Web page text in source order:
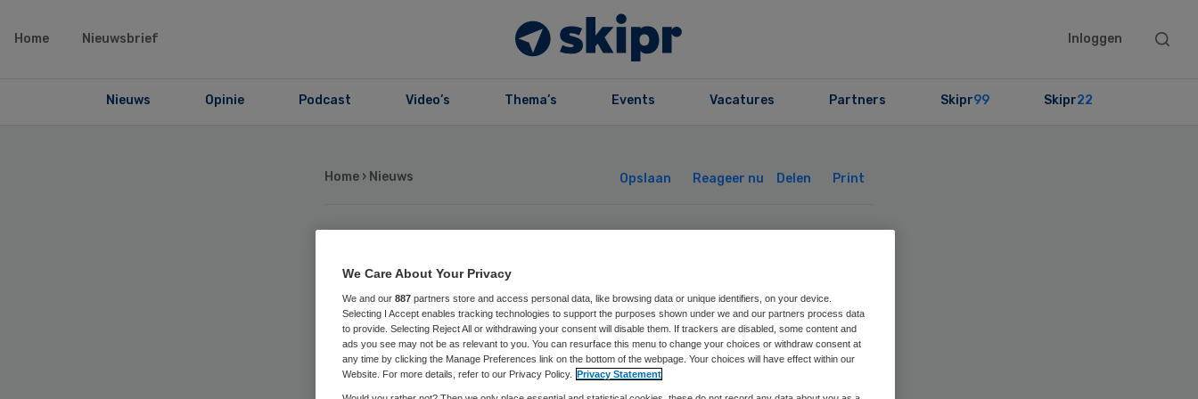
Home Nieuwsbrief Inloggen
Search
Nieuws Opinie Podcast Video’s Thema’s Events Vacatures Partners Skipr99 Skipr22
Home › Nieuws Opslaan Reageer nu Delen Print
GE Healthcare
benoemt managing
director Nederland
We Care About Your Privacy
We and our 887 partners store and access personal data, like browsing data or unique identifiers, on your device.
Selecting I Accept enables tracking technologies to support the purposes shown under we and our partners process data
to provide. Selecting Reject All or withdrawing your consent will disable them. If trackers are disabled, some content and
ads you see may not be as relevant to you. You can resurface this menu to change your choices or withdraw consent at
any time by clicking the Manage Preferences link on the bottom of the webpage. Your choices will have effect within our
Website. For more details, refer to our Privacy Policy. Privacy Statement